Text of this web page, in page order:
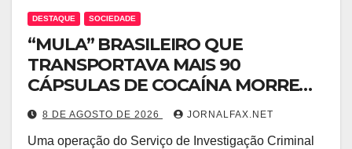
DESTAQUE SOCIEDADE
“MULA” BRASILEIRO QUE
TRANSPORTAVA MAIS 90
CÁPSULAS DE COCAÍNA MORRE
NO HOTEL EM LUANDA
8 DE AGOSTO DE 2026 JORNALFAX.NET
Uma operação do Serviço de Investigação Criminal